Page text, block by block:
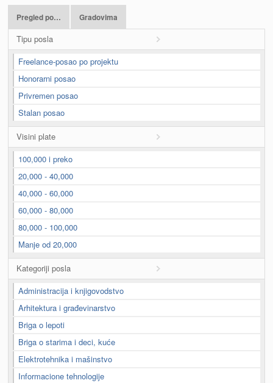
Pregled po… Gradovima
Tipu posla
Freelance-posao po projektu
Honorarni posao
Privremen posao
Stalan posao
Visini plate
100,000 i preko
20,000 - 40,000
40,000 - 60,000
60,000 - 80,000
80,000 - 100,000
Manje od 20,000
Kategoriji posla
Administracija i knjigovodstvo
Arhitektura i građevinarstvo
Briga o lepoti
Briga o starima i deci, kuće
Elektrotehnika i mašinstvo
Informacione tehnologije